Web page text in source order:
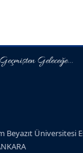
Geleceğe...
Beyazıt Üniversitesi